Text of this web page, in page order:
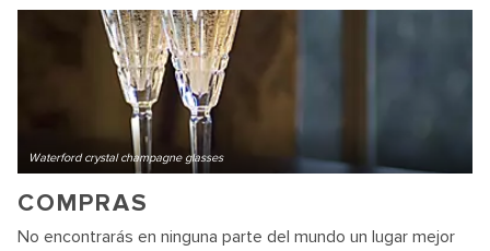
Waterford crystal champagne glasses
COMPRAS
No encontrarás en ninguna parte del mundo un lugar mejor